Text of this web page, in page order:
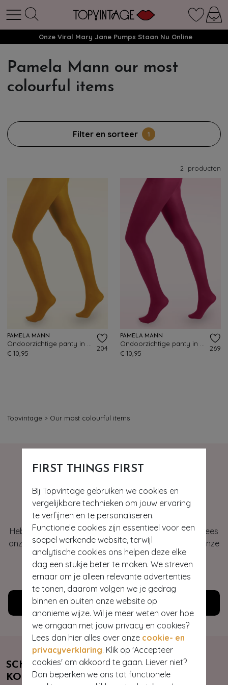
FIRST THINGS FIRST
Bij Topvintage gebruiken we cookies en
vergelijkbare technieken om jouw ervaring
te verfijnen en te personaliseren.
Functionele cookies zijn essentieel voor een
soepel werkende website, terwijl
analytische cookies ons helpen deze elke
dag een stukje beter te maken. We streven
ernaar om je alleen relevante advertenties
te tonen, daarom volgen we je gedrag
binnen en buiten onze website op
anonieme wijze. Wil je meer weten over hoe
we omgaan met jouw privacy en cookies?
Lees dan hier alles over onze cookie- en
privacyverklaring. Klik op 'Accepteer
cookies' om akkoord te gaan. Liever niet?
Dan beperken we ons tot functionele
Onze Viral Mary Jane Pumps Staan Nu Online
Pamela Mann our most
colourful items
Filter en sorteer 1
2 producten
PAMELA MANN
€ 10,95
204
PAMELA MANN
€ 10,95
269
Topvintage > Our most colourful items
Hey gorgeous
Heb je vragen of heb je hulp nodig bij je bestelling? Lees
onze veelgestelde vragen of neem contact op met onze
klantenservice. Wij helpen je graag!
WE ZIJN NU OPEN
Klantenservice
SCHRIJF JE NU IN & ONTVANG 10%
KORTING